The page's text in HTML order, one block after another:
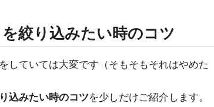
絞り込みたい時のコツ
していては大変です（そもそもそれはやめた
込みたい時のコツを少しだけご紹介します。